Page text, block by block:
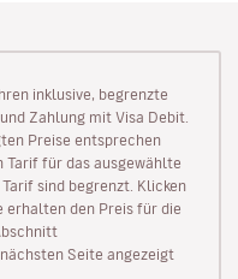
inklusive, begrenzte
Zahlung mit Visa Debit.
Preise entsprechen
Tarif für das ausgewählte
sind begrenzt. Klicken
erhalten den Preis für die
nächsten Seite angezeigt